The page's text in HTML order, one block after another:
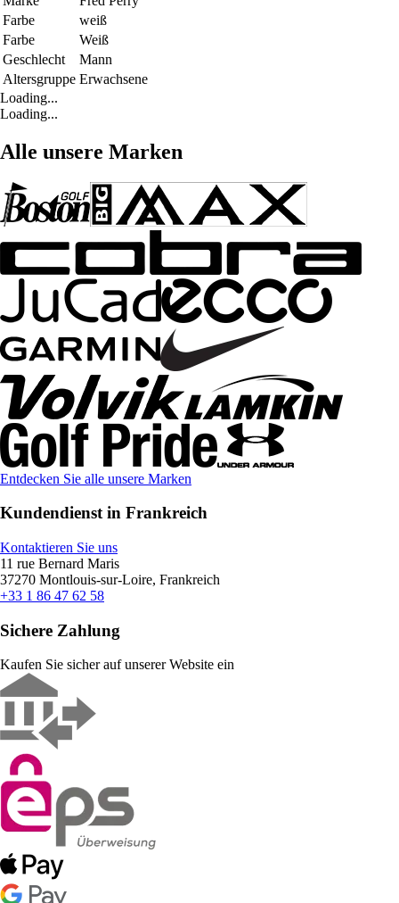
Farbe
weiß
Farbe
Weiß
Geschlecht
Mann
Altersgruppe Erwachsene
Loading...
Loading...
Alle unsere Marken
Entdecken Sie alle unsere Marken
Kundendienst in Frankreich
Kontaktieren Sie uns
11 rue Bernard Maris
37270 Montlouis-sur-Loire, Frankreich
+33 1 86 47 62 58
Sichere Zahlung
Kaufen Sie sicher auf unserer Website ein